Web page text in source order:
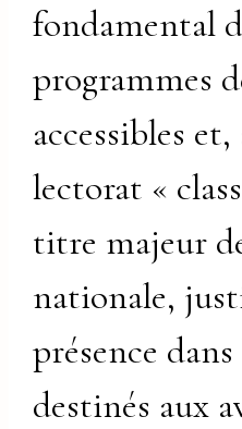
fondamental
programmes
accessibles
lectorat «
titre majeur
nationale,
présence
destinés aux